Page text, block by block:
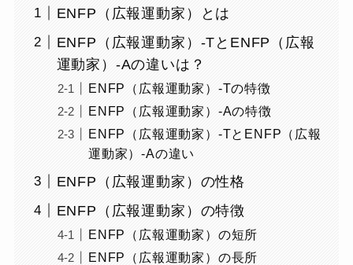
ENFP（広報運動家）とは
ENFP（広報運動家）-TとENFP（広報
運動家）-Aの違いは？
ENFP（広報運動家）-Tの特徴
ENFP（広報運動家）-Aの特徴
ENFP（広報運動家）-TとENFP（広報
運動家）-Aの違い
ENFP（広報運動家）の性格
ENFP（広報運動家）の特徴
ENFP（広報運動家）の短所
ENFP（広報運動家）の長所